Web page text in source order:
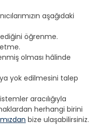
aşağıdaki
öğrenme.
olması hâlinde
yok edilmesini talep
aracılığıyla
herhangi birini
bize ulaşabilirsiniz.